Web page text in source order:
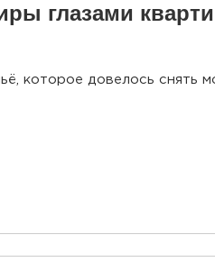
глазами
которое довелось снять